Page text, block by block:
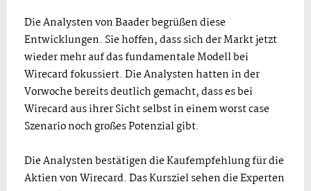
Die Analysten von Baader begrüßen diese
Entwicklungen. Sie hoffen, dass sich der Markt jetzt
wieder mehr auf das fundamentale Modell bei
Wirecard fokussiert. Die Analysten hatten in der
Vorwoche bereits deutlich gemacht, dass es bei
Wirecard aus ihrer Sicht selbst in einem worst case
Szenario noch großes Potenzial gibt.
Die Analysten bestätigen die Kaufempfehlung für die
Aktien von Wirecard. Das Kursziel sehen die Experten